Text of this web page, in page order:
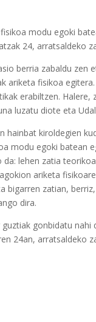
modu egoki
24, arratsaldeko
berria zabaldu zen
ariketa fisikoa
erabiltzen.
luzatu diote eta
hainbat kiroldegien
modu egoki batean
da: lehen zatia
ariketa
bigarren zatian,
dira.
gonbidatu
24an, arratsaldeko